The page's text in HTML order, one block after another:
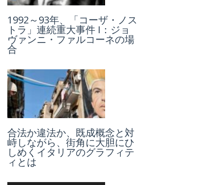
「国民投票」: イタリアの司法
を巡る憲法改定案に、なぜ市
民はNOを突きつけたのか
伝説の「ラストタンゴ・イ
ン・パリ」、監督ベルナル
ド・ベルトルッチは禁忌に触
れたのか
1992～93年、「コーザ・ノス
トラ」連続重大事件 I：ジョ
ヴァンニ・ファルコーネの場
合
合法か違法か、既成概念と対
峙しながら、街角に大胆にひ
しめくイタリアのグラフィテ
ィとは